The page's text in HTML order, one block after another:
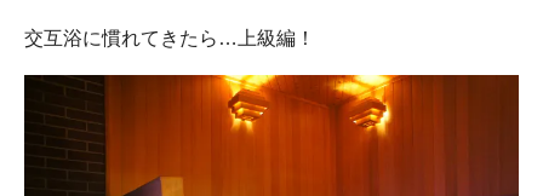
交互浴に慣れてきたら…上級編！